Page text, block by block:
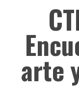
arte